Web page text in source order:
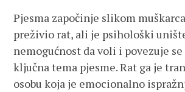
Pjesma započinje slikom
preživio rat, ali je psihološki
nemogućnost da voli i povezuje
ključna tema pjesme. Rat ga je
osobu koja je emocionalno